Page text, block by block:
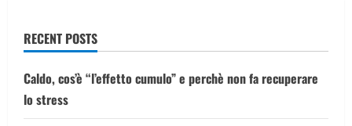
RECENT POSTS
Caldo, cos’è “l’effetto cumulo” e perchè non fa recuperare
lo stress